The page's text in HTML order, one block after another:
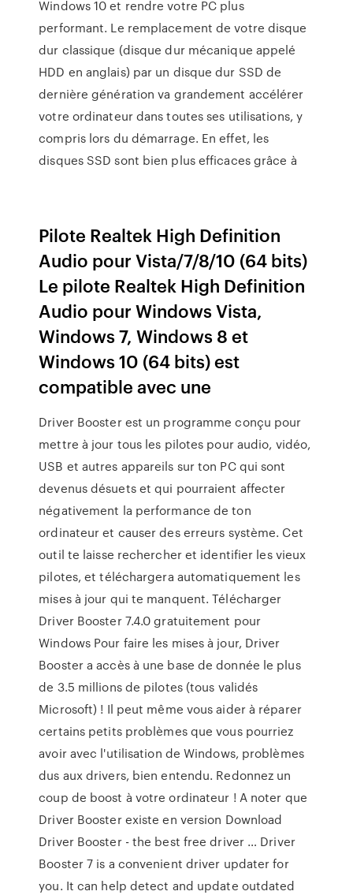
Windows 10 et rendre votre PC plus
performant. Le remplacement de votre disque
dur classique (disque dur mécanique appelé
HDD en anglais) par un disque dur SSD de
dernière génération va grandement accélérer
votre ordinateur dans toutes ses utilisations, y
compris lors du démarrage. En effet, les
disques SSD sont bien plus efficaces grâce à
Pilote Realtek High Definition
Audio pour Vista/7/8/10 (64 bits)
Le pilote Realtek High Definition
Audio pour Windows Vista,
Windows 7, Windows 8 et
Windows 10 (64 bits) est
compatible avec une
Driver Booster est un programme conçu pour
mettre à jour tous les pilotes pour audio, vidéo,
USB et autres appareils sur ton PC qui sont
devenus désuets et qui pourraient affecter
négativement la performance de ton
ordinateur et causer des erreurs système. Cet
outil te laisse rechercher et identifier les vieux
pilotes, et téléchargera automatiquement les
mises à jour qui te manquent. Télécharger
Driver Booster 7.4.0 gratuitement pour
Windows Pour faire les mises à jour, Driver
Booster a accès à une base de donnée le plus
de 3.5 millions de pilotes (tous validés
Microsoft) ! Il peut même vous aider à réparer
certains petits problèmes que vous pourriez
avoir avec l'utilisation de Windows, problèmes
dus aux drivers, bien entendu. Redonnez un
coup de boost à votre ordinateur ! A noter que
Driver Booster existe en version Download
Driver Booster - the best free driver … Driver
Booster 7 is a convenient driver updater for
you. It can help detect and update outdated